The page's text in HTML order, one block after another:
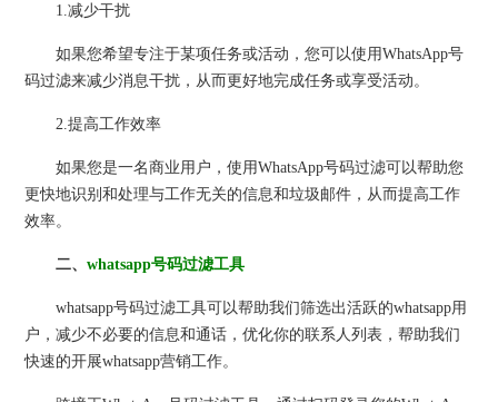
1.减少干扰
如果您希望专注于某项任务或活动，您可以使用WhatsApp号
码过滤来减少消息干扰，从而更好地完成任务或享受活动。
2.提高工作效率
如果您是一名商业用户，使用WhatsApp号码过滤可以帮助您
更快地识别和处理与工作无关的信息和垃圾邮件，从而提高工作
效率。
二、whatsapp号码过滤工具
whatsapp号码过滤工具可以帮助我们筛选出活跃的whatsapp用
户，减少不必要的信息和通话，优化你的联系人列表，帮助我们
快速的开展whatsapp营销工作。